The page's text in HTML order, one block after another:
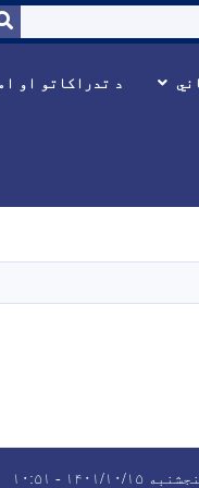
د تدراکاتو او
۱۴۰۱/۱۰/۱۵ - ۱۰:۵۱